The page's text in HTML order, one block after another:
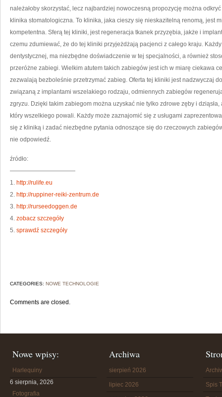
należałoby skorzystać, lecz najbardziej nowoczesną propozycję można
klinika stomatologiczna. To klinika, jaka cieszy się nieskazitelną renomą, jest
kompetentna. Sferą tej kliniki, jest regeneracja tkanek przyzębia, jakże i
czemu zdumiewać, że do tej kliniki przyjeżdżają pacjenci z całego kraju.
dentystycznej, ma niezbędne doświadczenie w tej specjalności, a również
przeróżne zabiegi. Wielkim atutem takich zabiegów jest ich w miarę ciekawa
zezwalają bezboleśnie przetrzymać zabieg. Oferta tej kliniki jest nadzwyczaj
związaną z implantami wszelakiego rodzaju, odmiennych zabiegów
zgryzu. Dzięki takim zabiegom można uzyskać nie tylko zdrowe zęby i
który wszelkiego powali. Każdy może zaznajomić się z usługami
się z kliniką i zadać niezbędne pytania odnoszące się do rzeczowych
nie odpowiedź.
źródło:
———————————
1. http://rulife.eu
2. http://ruppiner-reiki-zentrum.de
3. http://rurseedoggen.de
4. zobacz szczegóły
5. sprawdź szczegóły
CATEGORIES: NOWE TECHNOLOGIE
Comments are closed.
Nowe wpisy:
Harlequiny
6 sierpnia, 2026
Fotografia
Archiwa
sierpień 2026
lipiec 2026 Spis